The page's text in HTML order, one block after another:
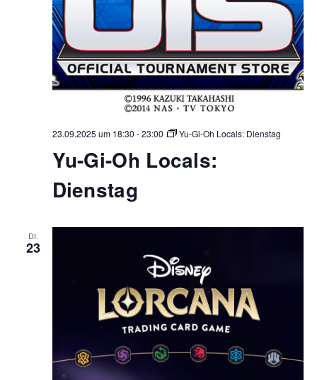
23.09.2025 um 18:30 -23:00 Yu-Gi-Oh Locals: Dienstag
Yu-Gi-Oh Locals:
Dienstag
DI.
23